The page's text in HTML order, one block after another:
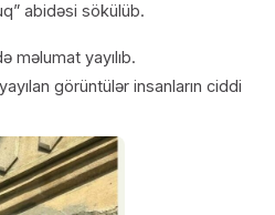
abidəsi sökülüb.
məlumat yayılıb.
görüntülər insanların ciddi